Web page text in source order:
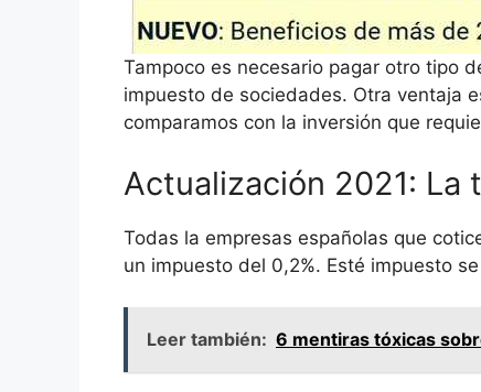
Tampoco es necesario pagar otro tipo
impuesto de sociedades. Otra ventaja
comparamos con la inversión que
Actualización 2021: La
Todas la empresas españolas que
un impuesto del 0,2%. Esté impuesto
Leer también: 6 mentiras tóxicas